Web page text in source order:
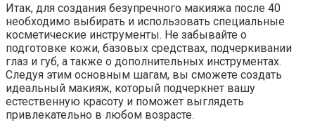
Итак, для создания безупречного макияжа после 40
необходимо выбирать и использовать специальные
косметические инструменты. Не забывайте о
подготовке кожи, базовых средствах, подчеркивании
глаз и губ, а также о дополнительных инструментах.
Следуя этим основным шагам, вы сможете создать
идеальный макияж, который подчеркнет вашу
естественную красоту и поможет выглядеть
привлекательно в любом возрасте.